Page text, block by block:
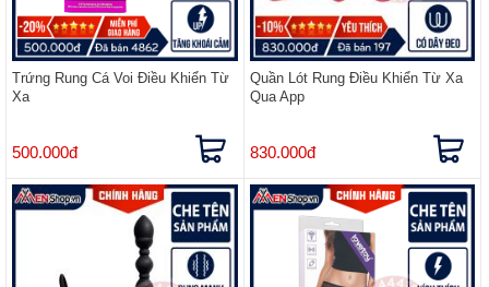
Trứng Rung Cá Voi Điều Khiển Từ
Xa
500.000đ
Quần Lót Rung Điều Khiển Từ Xa
Qua App
830.000đ